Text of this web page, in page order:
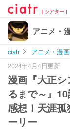
[ シアター ]
アニメ・
ciatr アニメ・漫画
2024年4月4日更新
漫画『大正
るまで～』
感想！天涯孤
ーリー